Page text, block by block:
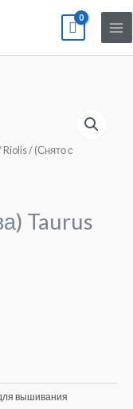
Riolis/ (Снято с
Taurus
вышивания